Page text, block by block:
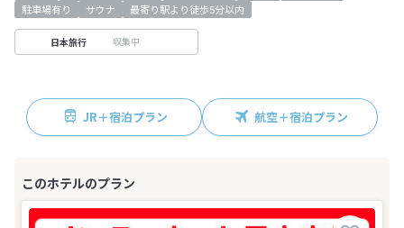
駐車場有り
サウナ 最寄り駅より徒歩5分以内
日本旅行 収集中
JR＋宿泊プラン 航空＋宿泊プラン